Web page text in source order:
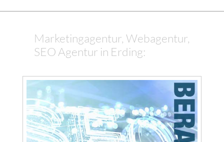
Marketingagentur, Webagentur,
SEO Agentur in Erding: